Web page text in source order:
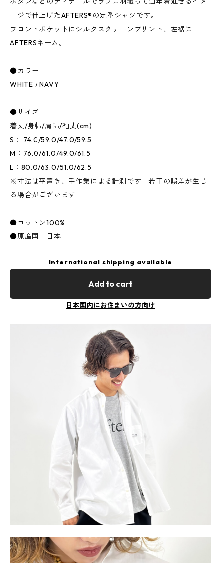
ージで仕上げたAFTERS®︎の定番シャツです。
フロントポケットにシルクスクリーンプリント、左裾に
AFTERSネーム。
●カラー
WHITE / NAVY
●サイズ
着丈/身幅/肩幅/袖丈(cm)
S： 74.0/59.0/47.0/59.5
M：76.0/61.0/49.0/61.5
L：80.0/63.0/51.0/62.5
※寸法は平置き、手作業による計測です 若干の誤差が生じ
る場合がございます
●コットン100%
●原産国 日本
International shipping available
Add to cart
日本国内にお住まいの方向け